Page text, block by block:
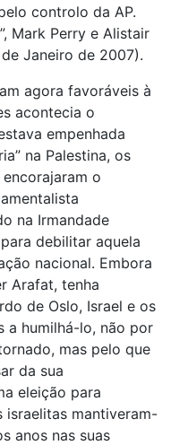
controlo da AP.
Mark Perry e Alistair
Janeiro de 2007).
agora favoráveis à
acontecia o
empenhada
na Palestina, os
o
na Irmandade
debilitar aquela
nacional. Embora
Arafat, tenha
de Oslo, Israel e os
a humilhá-lo, não por
mas pelo que
da sua
eleição para
israelitas mantiveram-
anos nas suas